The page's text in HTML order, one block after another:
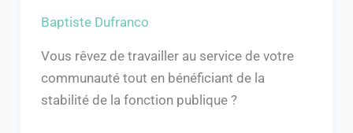
Baptiste Dufranco
Vous rêvez de travailler au service de votre
communauté tout en bénéficiant de la
stabilité de la fonction publique ?